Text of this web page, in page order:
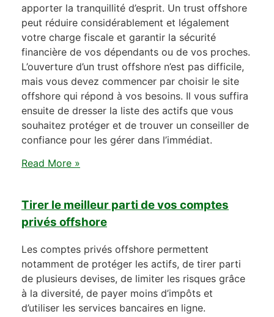
apporter la tranquillité d’esprit. Un trust offshore
peut réduire considérablement et légalement
votre charge fiscale et garantir la sécurité
financière de vos dépendants ou de vos proches.
L’ouverture d’un trust offshore n’est pas difficile,
mais vous devez commencer par choisir le site
offshore qui répond à vos besoins. Il vous suffira
ensuite de dresser la liste des actifs que vous
souhaitez protéger et de trouver un conseiller de
confiance pour les gérer dans l’immédiat.
Read More »
Tirer le meilleur parti de vos comptes
privés offshore
Les comptes privés offshore permettent
notamment de protéger les actifs, de tirer parti
de plusieurs devises, de limiter les risques grâce
à la diversité, de payer moins d’impôts et
d’utiliser les services bancaires en ligne.